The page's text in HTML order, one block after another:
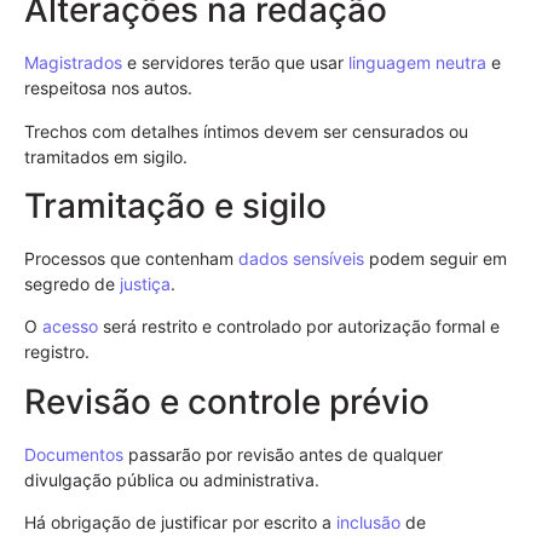
Alterações na redação
Magistrados e servidores terão que usar linguagem neutra e
respeitosa nos autos.
Trechos com detalhes íntimos devem ser censurados ou
tramitados em sigilo.
Tramitação e sigilo
Processos que contenham dados sensíveis podem seguir em
segredo de justiça.
O acesso será restrito e controlado por autorização formal e
registro.
Revisão e controle prévio
Documentos passarão por revisão antes de qualquer
divulgação pública ou administrativa.
Há obrigação de justificar por escrito a inclusão de